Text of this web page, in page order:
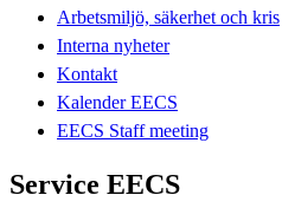
Arbetsmiljö, säkerhet och kris
Interna nyheter
Kontakt
Kalender EECS
EECS Staff meeting
Service EECS